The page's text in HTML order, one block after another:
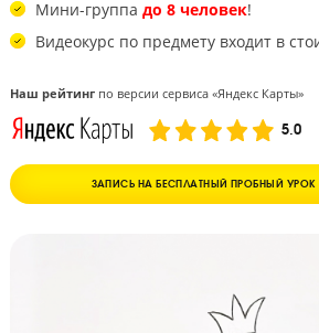
Никаких лекций. Занятия в
Мини-группадо 8 человек !
Видеокурс по предмету входит в
Наш рейтингпо версии сервиса «Яндекс